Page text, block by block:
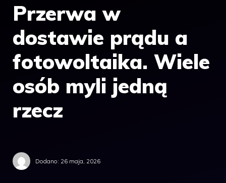
Przerwa w
dostawie prądu a
fotowoltaika. Wiele
osób myli jedną
rzecz
Dodano: 26 maja, 2026